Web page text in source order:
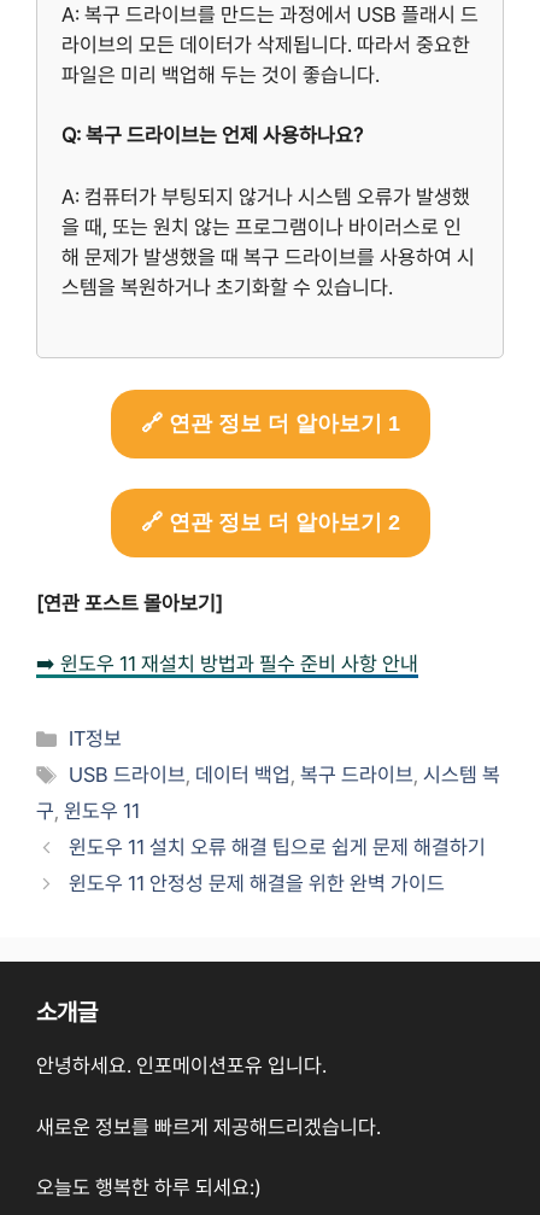
A: 복구 드라이브를 만드는 과정에서 USB 플래시 드
라이브의 모든 데이터가 삭제됩니다. 따라서 중요한
파일은 미리 백업해 두는 것이 좋습니다.
Q: 복구 드라이브는 언제 사용하나요?
A: 컴퓨터가 부팅되지 않거나 시스템 오류가 발생했
을 때, 또는 원치 않는 프로그램이나 바이러스로 인
해 문제가 발생했을 때 복구 드라이브를 사용하여 시
스템을 복원하거나 초기화할 수 있습니다.
🔗 연관 정보 더 알아보기 1
🔗 연관 정보 더 알아보기 2
[연관 포스트 몰아보기]
➡️ 윈도우 11 재설치 방법과 필수 준비 사항 안내
Categories
IT정보
Tags
USB 드라이브, 데이터 백업,복구 드라이브,시스템 복
구, 윈도우 11
윈도우 11 설치 오류 해결 팁으로 쉽게 문제 해결하기
윈도우 11 안정성 문제 해결을 위한 완벽 가이드
소개글
안녕하세요. 인포메이션포유 입니다.
새로운 정보를 빠르게 제공해드리겠습니다.
오늘도 행복한 하루 되세요:)